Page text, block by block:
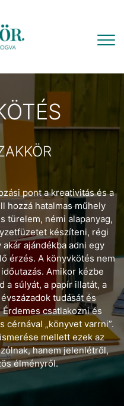
pont a kreativitás és a
hozzá hatalmas műhely
türelem, némi alapanyag,
készíteni, régi
ajándékba adni egy
érzés. A könyvkötés nem
Amikor kézbe
a súlyát, a papír illatát, a
tudását és
csatlakozni és
„könyvet varrni”.
mellett ezek az
hanem jelenlétről,
élményről.